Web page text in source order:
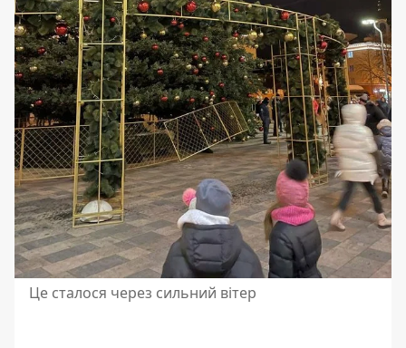
Це сталося через сильний вітер